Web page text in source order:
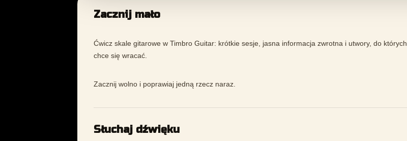
Zacznij mało
Ćwicz skale gitarowe w Timbro Guitar: krótkie sesje, jasna informacja zwrotna i utwory, do których
chce się wracać.
Zacznij wolno i poprawiaj jedną rzecz naraz.
Słuchaj dźwięku